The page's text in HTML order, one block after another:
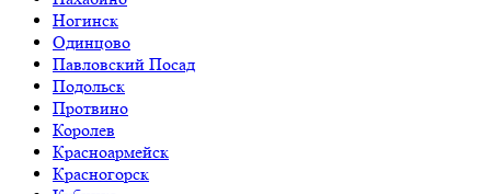
Ногинск
Одинцово
Павловский Посад
Подольск
Протвино
Королев
Красноармейск
Красногорск